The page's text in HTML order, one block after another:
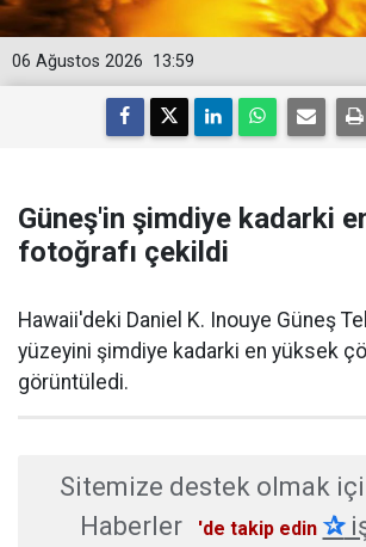
13:59
06 Ağustos 2026
Güneş'in şimdiye kadarki
fotoğrafı çekildi
Hawaii'deki Daniel K. Inouye Güneş
yüzeyini şimdiye kadarki en yüksek
görüntüledi.
Sitemize destek olmak
Haberler
'de takip edin ✰